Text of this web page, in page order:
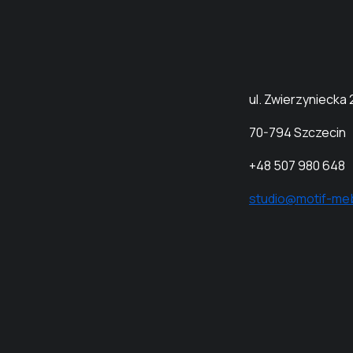
ul. Zwierzyniecka
70-794 Szczecin
+48 507 980 648
studio@motif-